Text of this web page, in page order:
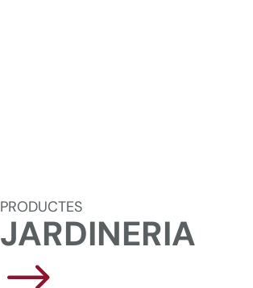
PRODUCTES
JARDINERIA